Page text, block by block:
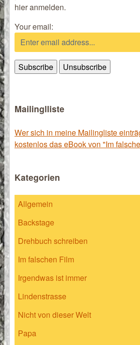
hier anmelden.
Your email:
Mailinglliste
Wer sich in meine Mailingliste
kostenlos das eBook von "Im
Kategorien
Allgemein
Backstage
Drehbuch schreiben
Im falschen Film
Irgendwas ist immer
Lindenstrasse
Nicht von dieser Welt
Papa